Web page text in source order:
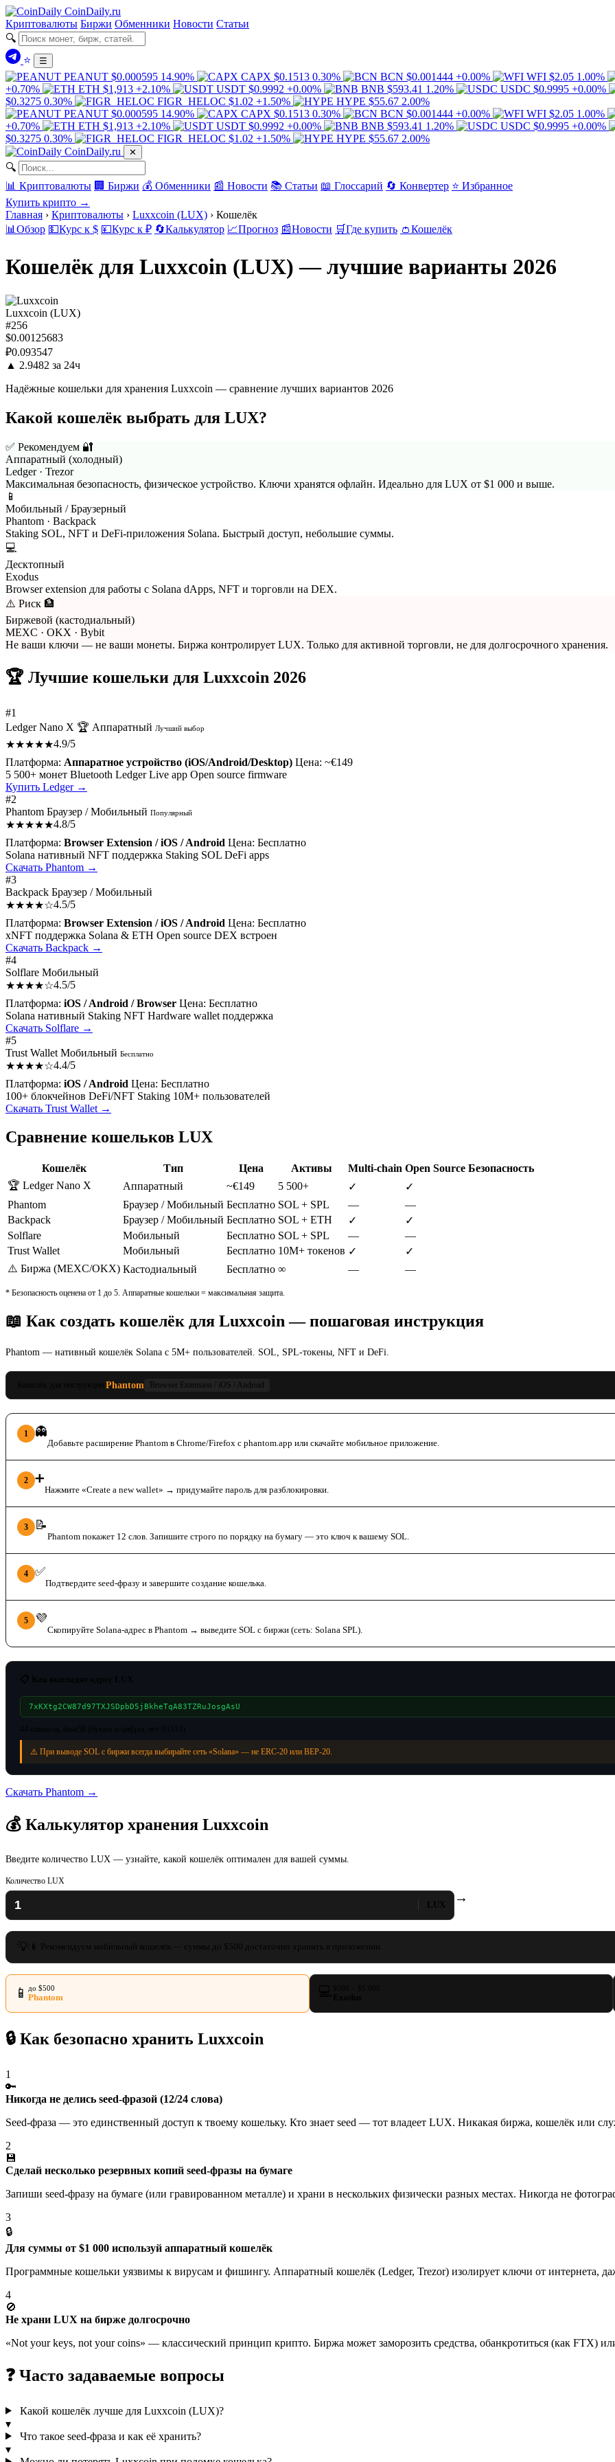
CoinDaily.ru
Криптовалюты Биржи Обменники Новости Статьи
🔍
⭐
☰
PEANUT $0.000595 14.90% CAPX $0.1513 0.30% BCN $0.001444 +0.00% WFI $2.05 1.00%
+0.70%
ETH $1,913 +2.10% USDT $0.9992 +0.00% BNB $593.41 1.20% USDC $0.9995 +0.00%
$0.3275 0.30% FIGR_HELOC $1.02 +1.50% HYPE $55.67 2.00%
PEANUT $0.000595 14.90% CAPX $0.1513 0.30% BCN $0.001444 +0.00% WFI $2.05 1.00%
+0.70%
ETH $1,913 +2.10% USDT $0.9992 +0.00% BNB $593.41 1.20% USDC $0.9995 +0.00%
$0.3275 0.30% FIGR_HELOC $1.02 +1.50% HYPE $55.67 2.00%
CoinDaily.ru ✕
🔍
📊 Криптовалюты 🏢 Биржи 💰 Обменники 📰 Новости 📚 Статьи 📖 Глоссарий 🔄 Конвертер ⭐ Избранное
Купить крипто →
Главная › Криптовалюты › Luxxcoin (LUX) › Кошелёк
📊 Обзор 💵Курс к $ 💴Курс к ₽ 🔄Калькулятор 📈Прогноз 📰Новости 🛒Где купить 👛Кошелёк
Кошелёк для Luxxcoin (LUX) — лучшие варианты 2026
Luxxcoin (LUX)
#256
$0.00125683
₽0.093547
▲ 2.9482 за 24ч
Надёжные кошельки для хранения Luxxcoin — сравнение лучших вариантов 2026
Какой кошелёк выбрать для LUX?
✅ Рекомендуем 🔐
Аппаратный (холодный)
Ledger · Trezor
Максимальная безопасность, физическое устройство. Ключи хранятся офлайн. Идеально для LUX от $1 000 и выше.
📱
Мобильный / Браузерный
Phantom · Backpack
Staking SOL, NFT и DeFi-приложения Solana. Быстрый доступ, небольшие суммы.
💻
Десктопный
Exodus
Browser extension для работы с Solana dApps, NFT и торговли на DEX.
⚠️ Риск 🏦
Биржевой (кастодиальный)
MEXC · OKX · Bybit
Не ваши ключи — не ваши монеты. Биржа контролирует LUX. Только для активной торговли, не для долгосрочного хранения.
🏆 Лучшие кошельки для Luxxcoin 2026
#1
Ledger Nano X 🏆 Аппаратный Лучший выбор
★★★★★4.9/5
Платформа: Аппаратное устройство (iOS/Android/Desktop) Цена: ~€149
5 500+ монет Bluetooth Ledger Live app Open source firmware
Купить Ledger →
#2
Phantom Браузер / Мобильный Популярный
★★★★★4.8/5
Платформа: Browser Extension / iOS / Android Цена: Бесплатно
Solana нативный NFT поддержка Staking SOL DeFi apps
Скачать Phantom →
#3
Backpack Браузер / Мобильный
★★★★☆4.5/5
Платформа: Browser Extension / iOS / Android Цена: Бесплатно
xNFT поддержка Solana & ETH Open source DEX встроен
Скачать Backpack →
#4
Solflare Мобильный
★★★★☆4.5/5
Платформа: iOS / Android / Browser Цена: Бесплатно
Solana нативный Staking NFT Hardware wallet поддержка
Скачать Solflare →
#5
Trust Wallet Мобильный Бесплатно
★★★★☆4.4/5
Платформа: iOS / Android Цена: Бесплатно
100+ блокчейнов DeFi/NFT Staking 10M+ пользователей
Скачать Trust Wallet →
Сравнение кошельков LUX
Кошелёк Тип Цена Активы Multi-chain Open Source Безопасность
🏆 Ledger Nano X
Аппаратный ~€149 5 500+ ✓
✓
Phantom
Браузер / Мобильный Бесплатно SOL + SPL —
—
Backpack
Браузер / Мобильный Бесплатно SOL + ETH ✓
✓
Solflare
Мобильный Бесплатно SOL + SPL —
—
Trust Wallet
Мобильный Бесплатно 10M+ токенов ✓
✓
⚠️ Биржа (MEXC/OKX) Кастодиальный Бесплатно ∞ — —
* Безопасность оценена от 1 до 5. Аппаратные кошельки = максимальная защита.
📖 Как создать кошелёк для Luxxcoin — пошаговая инструкция
Phantom — нативный кошелёк Solana с 5M+ пользователей. SOL, SPL-токены, NFT и DeFi.
Phantom Browser Extension / iOS / Android
1 👻
Добавьте расширение Phantom в Chrome/Firefox с phantom.app или скачайте мобильное приложение.
2 ➕
Нажмите «Create a new wallet» → придумайте пароль для разблокировки.
3 📝
Phantom покажет 12 слов. Запишите строго по порядку на бумагу — это ключ к вашему SOL.
4 ✅
Подтвердите seed-фразу и завершите создание кошелька.
5 💜
Скопируйте Solana-адрес в Phantom → выведите SOL с биржи (сеть: Solana SPL).
7xKXtg2CW87d97TXJSDpbD5jBkheTqA83TZRuJosgAsU
⚠️ При выводе SOL с биржи всегда выбирайте сеть «Solana» — не ERC-20 или BEP-20.
Скачать Phantom →
💰 Калькулятор хранения Luxxcoin
Введите количество LUX — узнайте, какой кошелёк оптимален для вашей суммы.
Количество LUX
LUX →
💡 📱 Рекомендуем мобильный кошелёк — суммы до $500 достаточно хранить в приложении.
📱 до $500
Phantom
🔒 Как безопасно хранить Luxxcoin
1
🔑
Никогда не делись seed-фразой (12/24 слова)
Seed-фраза — это единственный доступ к твоему кошельку. Кто знает seed — тот владеет LUX. Никакая биржа, кошелёк или
2
💾
Сделай несколько резервных копий seed-фразы на бумаге
Запиши seed-фразу на бумаге (или гравированном металле) и храни в нескольких физически разных местах. Никогда не
3
🔒
Для суммы от $1 000 используй аппаратный кошелёк
Программные кошельки уязвимы к вирусам и фишингу. Аппаратный кошелёк (Ledger, Trezor) изолирует ключи от интернета,
4
🚫
Не храни LUX на бирже долгосрочно
«Not your keys, not your coins» — классический принцип крипто. Биржа может заморозить средства, обанкротиться (как FTX)
❓ Часто задаваемые вопросы
Какой кошелёк лучше для Luxxcoin (LUX)?
▾
Что такое seed-фраза и как её хранить?
▾